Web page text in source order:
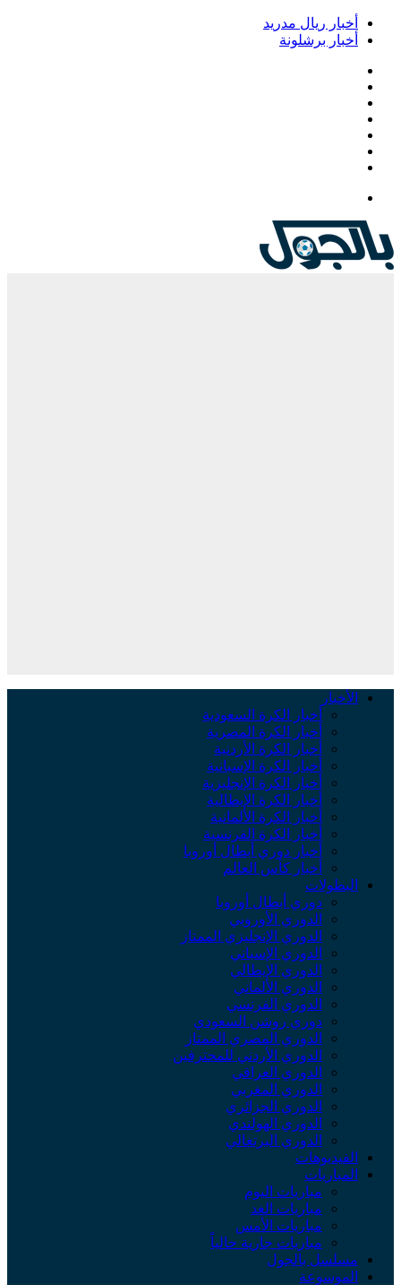
أخبار ريال مدريد
أخبار برشلونة
الأخبار
أخبار الكرة السعودية
أخبار الكرة المصرية
أخبار الكرة الأردنية
أخبار الكرة الإسبانية
أخبار الكرة الإنجليزية
أخبار الكرة الإيطالية
أخبار الكرة الألمانية
أخبار الكرة الفرنسية
أخبار دوري أبطال أوروبا
أخبار كأس العالم
البطولات
دوري أبطال أوروبا
الدوري الأوروبي
الدوري الإنجليزي الممتاز
الدوري الإسباني
الدوري الإيطالي
الدوري الألماني
الدوري الفرنسي
دوري روشن السعودي
الدوري المصري الممتاز
الدوري الأردني للمحترفين
الدوري العراقي
الدوري المغربي
الدوري الجزائري
الدوري الهولندي
الدوري البرتغالي
الفيديوهات
المباريات
مباريات اليوم
مباريات الغد
مباريات الأمس
مباريات جارية حالياً
مسلسل بالجول
الموسوعة